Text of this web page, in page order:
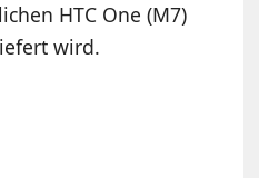
HTC One (M7)
wird.